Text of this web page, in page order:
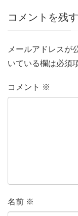
コメントを残す
メールアドレスが
いている欄は必須
コメント ※
名前 ※